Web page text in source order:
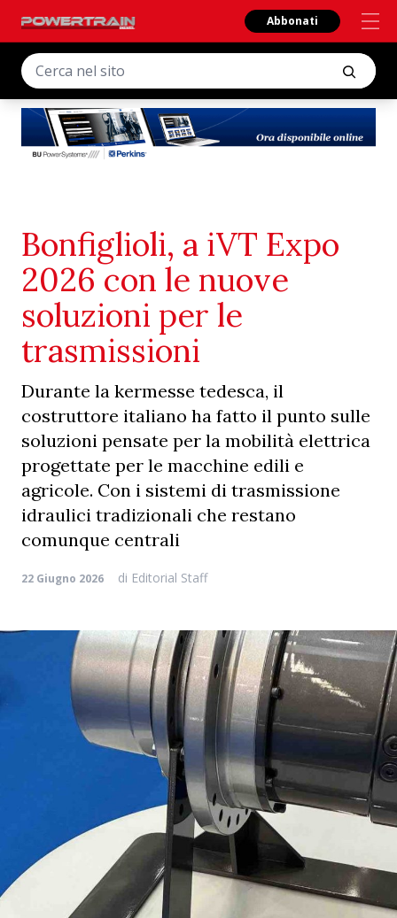
Abbonati
Bonfiglioli, a iVT Expo
2026 con le nuove
soluzioni per le
trasmissioni
Durante la kermesse tedesca, il
costruttore italiano ha fatto il punto sulle
soluzioni pensate per la mobilità elettrica
progettate per le macchine edili e
agricole. Con i sistemi di trasmissione
idraulici tradizionali che restano
comunque centrali
22 Giugno 2026 di Editorial Staff